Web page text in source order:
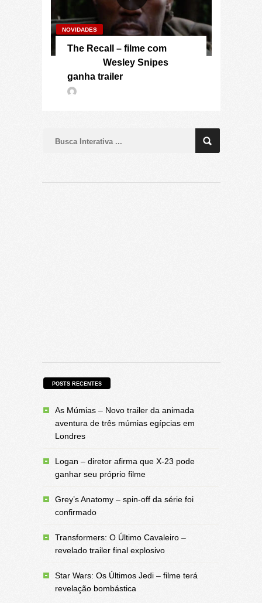
NOVIDADES
The Recall – filme com
Wesley Snipes
ganha trailer
POSTS RECENTES
As Múmias – Novo trailer da animada
aventura de três múmias egípcias em
Londres
Logan – diretor afirma que X-23 pode
ganhar seu próprio filme
Grey’s Anatomy – spin-off da série foi
confirmado
Transformers: O Último Cavaleiro –
revelado trailer final explosivo
Star Wars: Os Últimos Jedi – filme terá
revelação bombástica